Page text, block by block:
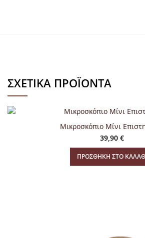
ΣΧΕΤΙΚΆ ΠΡΟΪΌΝΤΑ
Μικροσκόπιο Μίνι
39,90 €
ΠΡΟΣΘΉΚΗ ΣΤΟ